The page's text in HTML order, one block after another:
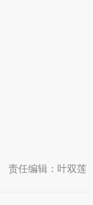
责任编辑：叶双莲